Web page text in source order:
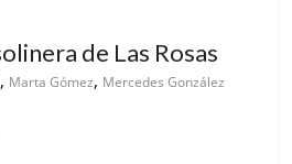
de Las Rosas
, Marta Gómez, Mercedes González